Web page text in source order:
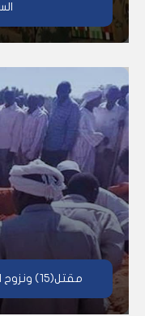
مقتل(15) ونزوح المئات في هجوم مسلح بدارفور